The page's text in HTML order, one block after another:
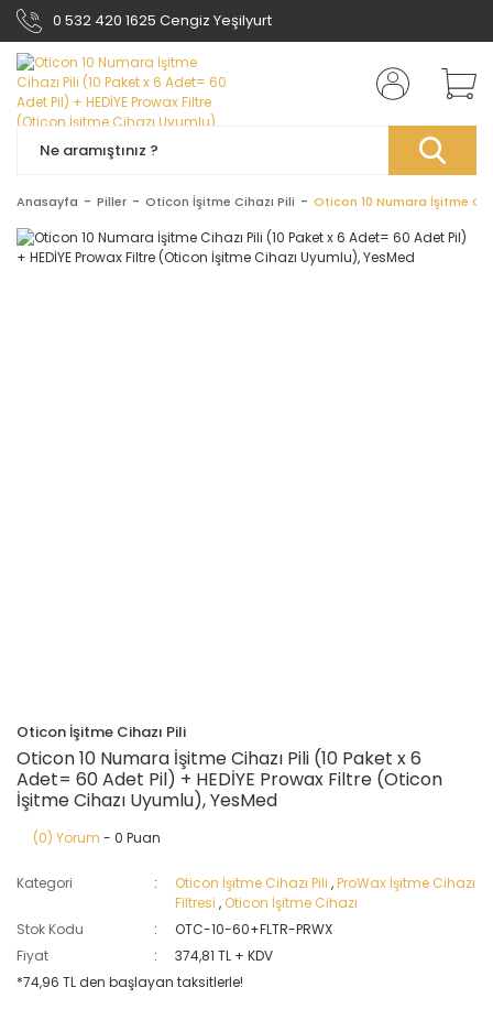
0 532 420 1625 Cengiz Yeşilyurt
Anasayfa Piller Oticon İşitme Cihazı Pili Oticon 10 Numara İşitme
Oticon İşitme Cihazı Pili
Oticon 10 Numara İşitme Cihazı Pili (10 Paket x 6
Adet= 60 Adet Pil) + HEDİYE Prowax Filtre (Oticon
İşitme Cihazı Uyumlu), YesMed
(0) Yorum - 0 Puan
Kategori Oticon İşitme Cihazı Pili ,ProWax İşitme Cihazı
Filtresi , Oticon İşitme Cihazı
Stok Kodu
OTC-10-60+FLTR-PRWX
Fiyat
374,81 TL + KDV
*74,96 TL den başlayan taksitlerle!